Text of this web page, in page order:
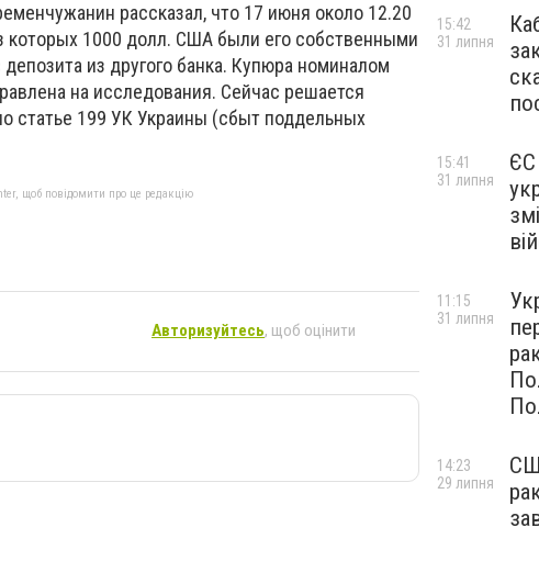
рассказал, что 17 июня около 12.20
которых 1000 долл. США были его собственными
из другого банка. Купюра номиналом
на исследования. Сейчас решается
статье 199 УК Украины (сбыт поддельных
щоб повідомити про це редакцію
Авторизуйтесь, щоб оцінити
15:42
31 липня
ЄС
15:41
31 липня
11:15
31 липня
14:23
29 липня